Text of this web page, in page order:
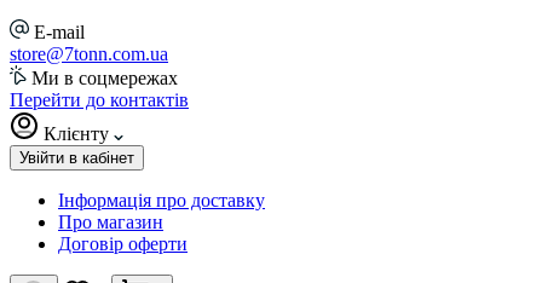
E-mail
store@7tonn.com.ua
Ми в соцмережах
Перейти до контактів
Клієнту
Увійти в кабінет
Інформація про доставку
Про магазин
Договір оферти